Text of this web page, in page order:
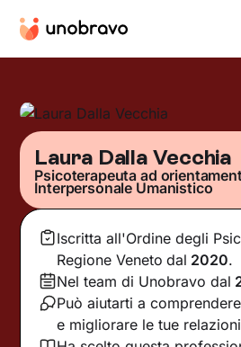
Laura Dalla Vecchia
Psicoterapeuta ad
Interpersonale Umanistico
Iscritta all'Ordine degli
Regione Veneto dal 2020.
Nel team di Unobravo dal
Può aiutarti a
e migliorare le tue